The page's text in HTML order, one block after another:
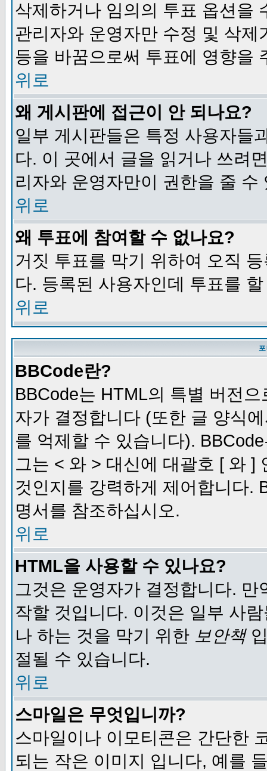
삭제하거나 임의의 투표 옵션을
관리자와 운영자만 수정 및 삭
등을 바꿈으로써 투표에 영향을
위로
왜 게시판에 접근이 안 되나요?
일부 게시판들은 특정 사용자들
다. 이 곳에서 글을 읽거나 쓰려
리자와 운영자만이 권한을 줄
위로
왜 투표에 참여할 수 없나요?
거짓 투표를 막기 위하여 오직
다. 등록된 사용자인데 투표를
위로
BBCode란?
BBCode는 HTML의 특별 버전
자가 결정합니다 (또한 글 양식
를 억제할 수 있습니다).
그는 < 와 > 대신에 대괄호 [ 와 ]
것인지를 강력하게 제어합니다.
명서를 참조하십시오.
위로
HTML을 사용할 수 있나요?
그것은 운영자가 결정합니다.
작할 것입니다. 이것은 일부 사
나 하는 것을 막기 위한 보안책
절될 수 있습니다.
위로
스마일은 무엇입니까?
스마일이나 이모티콘은 간단한
되는 작은 이미지 입니다, 예를